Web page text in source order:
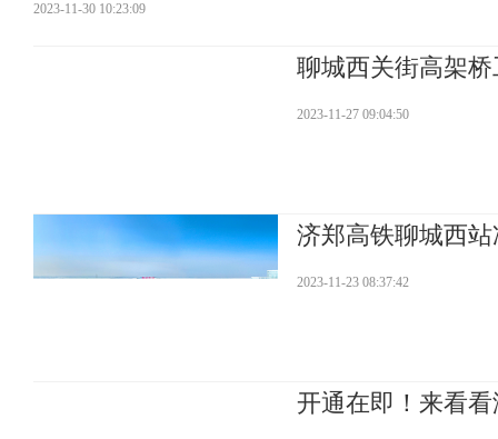
2023-11-30 10:23:09
聊城西关街高架
2023-11-27 09:04:50
济郑高铁聊城西
2023-11-23 08:37:42
开通在即！来看